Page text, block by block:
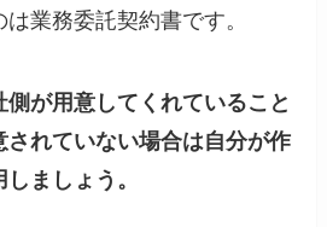
業務委託契約書です。
が用意してくれていること
されていない場合は自分が作
ましょう。